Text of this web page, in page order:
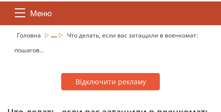
Меню
Головна ...
Что делать, если вас затащили в военкомат:
пошагов...
Відключити рекламу